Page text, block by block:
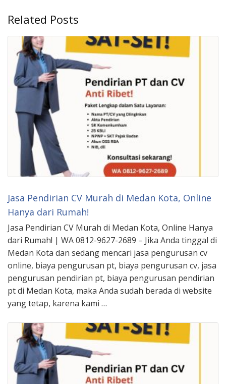
Related Posts
Jasa Pendirian CV Murah di Medan Kota, Online
Hanya dari Rumah!
Jasa Pendirian CV Murah di Medan Kota, Online Hanya
dari Rumah! | WA 0812-9627-2689 – Jika Anda tinggal di
Medan Kota dan sedang mencari jasa pengurusan cv
online, biaya pengurusan pt, biaya pengurusan cv, jasa
pengurusan pendirian pt, biaya pengurusan pendirian
pt di Medan Kota, maka Anda sudah berada di website
yang tetap, karena kami …